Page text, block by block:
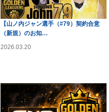
【山ノ内ジャン選手（#79）契約合意
（新規）のお知…
2026.03.20